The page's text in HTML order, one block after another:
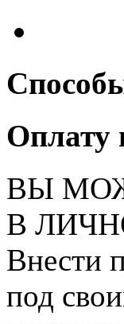
Оплату
ВЫ
В
Внести
под